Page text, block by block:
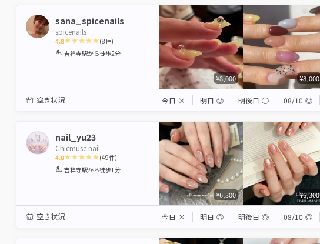
sana_spicenails
spicenails
4.8
1 2 3 4 5
(8件)
吉祥寺駅から徒歩2分
¥8,000 ¥8,000
空き状況 今日 × 明日 ◎ 明後日 ◯ 08/10 ◎
nail_yu23
Chicmuse nail
4.8
1 2 3 4 5
(49件)
吉祥寺駅から徒歩1分
¥6,300 ¥6,300
空き状況 今日 × 明日 ◎ 明後日 ◎ 08/10 ◎